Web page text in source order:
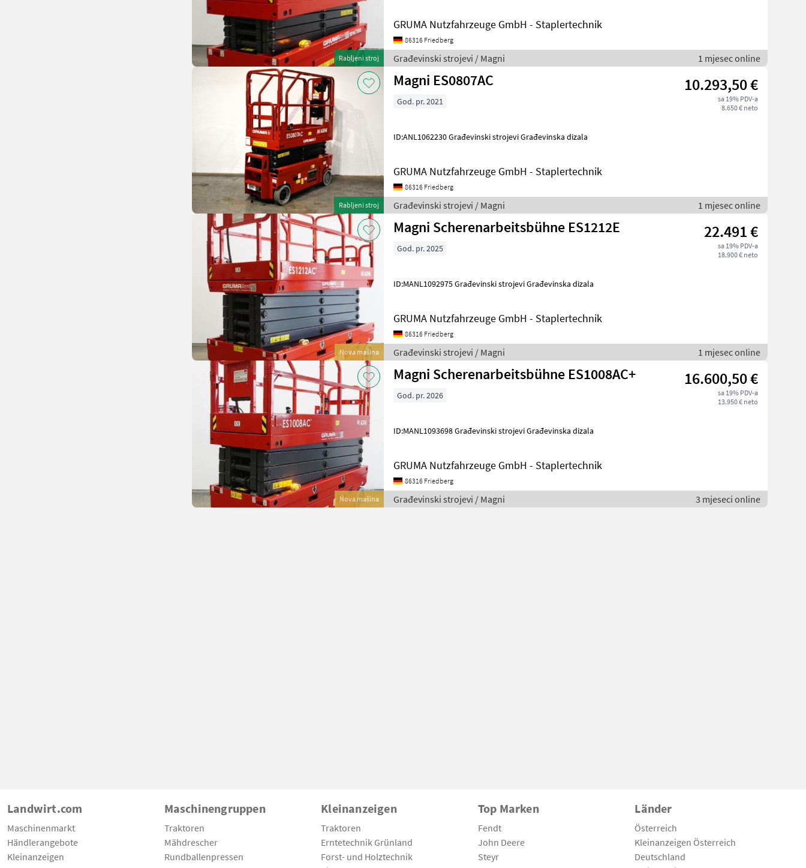
Rabljeni stroj
GRUMA Nutzfahrzeuge GmbH - Staplertechnik
86316 Friedberg
Građevinski strojevi / Magni 1 mjesec online
Rabljeni stroj
Magni ES0807AC 10.293,50 €
sa 19% PDV-a
8.650 € neto
God. pr. 2021
ID:ANL1062230 Građevinski strojevi Građevinska dizala
GRUMA Nutzfahrzeuge GmbH - Staplertechnik
86316 Friedberg
Građevinski strojevi / Magni 1 mjesec online
Nova mašina
Magni Scherenarbeitsbühne ES1212E 22.491 €
sa 19% PDV-a
18.900 € neto
God. pr. 2025
ID:MANL1092975 Građevinski strojevi Građevinska dizala
GRUMA Nutzfahrzeuge GmbH - Staplertechnik
86316 Friedberg
Građevinski strojevi / Magni 1 mjesec online
Nova mašina
Magni Scherenarbeitsbühne ES1008AC+ 16.600,50 €
sa 19% PDV-a
13.950 € neto
God. pr. 2026
ID:MANL1093698 Građevinski strojevi Građevinska dizala
GRUMA Nutzfahrzeuge GmbH - Staplertechnik
86316 Friedberg
Građevinski strojevi / Magni 3 mjeseci online
Landwirt.com
Maschinenmarkt
Händlerangebote
Kleinanzeigen
Maschinengruppen
Traktoren
Mähdrescher
Rundballenpressen
Kleinanzeigen
Traktoren
Erntetechnik Grünland
Forst- und Holztechnik
Top Marken
Fendt
John Deere
Steyr
Länder
Österreich
Kleinanzeigen Österreich
Deutschland